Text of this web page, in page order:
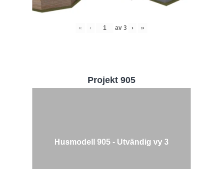
« ‹ av 3 › »
Projekt 905
Husmodell 905 - Utvändig vy 3